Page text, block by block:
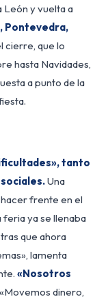
León y vuelta a
Pontevedra,
cierre, que lo
hasta Navidades,
a punto de la
tanto
Una
frente en el
feria ya se llenaba
que ahora
lamenta
«Nosotros
dinero,